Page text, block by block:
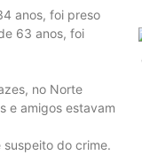
anos, foi preso
63 anos, foi
no Norte
e amigos estavam
suspeito do crime.